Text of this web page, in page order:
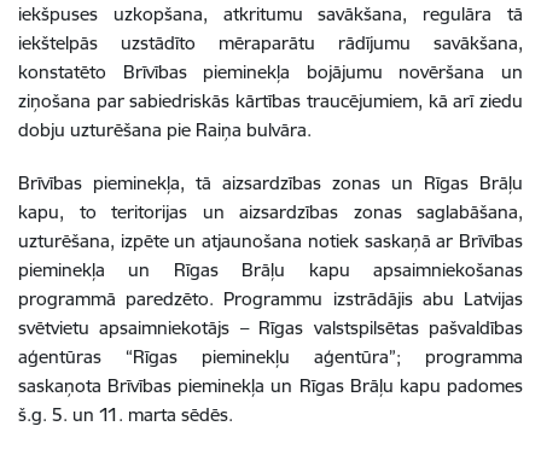
iekšpuses uzkopšana, atkritumu savākšana, regulāra tā
iekštelpās uzstādīto mēraparātu rādījumu savākšana,
konstatēto Brīvības pieminekļa bojājumu novēršana un
ziņošana par sabiedriskās kārtības traucējumiem, kā arī ziedu
dobju uzturēšana pie Raiņa bulvāra.
Brīvības pieminekļa, tā aizsardzības zonas un Rīgas Brāļu
kapu, to teritorijas un aizsardzības zonas saglabāšana,
uzturēšana, izpēte un atjaunošana notiek saskaņā ar Brīvības
pieminekļa un Rīgas Brāļu kapu apsaimniekošanas
programmā paredzēto. Programmu izstrādājis abu Latvijas
svētvietu apsaimniekotājs – Rīgas valstspilsētas pašvaldības
aģentūras “Rīgas pieminekļu aģentūra”; programma
saskaņota Brīvības pieminekļa un Rīgas Brāļu kapu padomes
š.g. 5. un 11. marta sēdēs.